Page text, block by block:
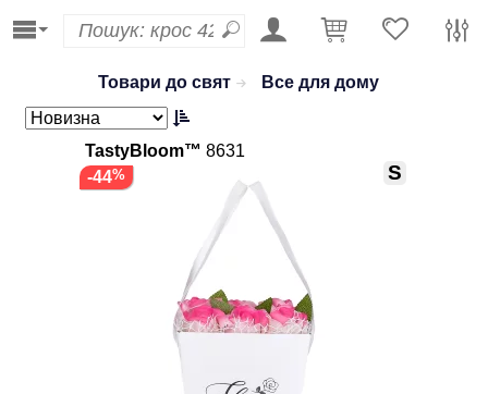
Товари до свят Все для дому
TastyBloom™ 8631
S
-44